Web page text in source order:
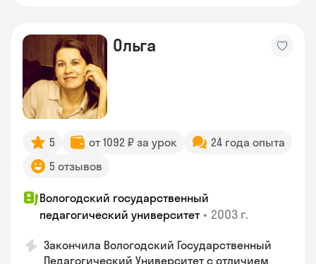
Ольга
5 от 1092 ₽ за урок
24 года опыта
5 отзывов
Вологодский государственный
педагогический университет • 2003 г.
Закончила Вологодский Государственный
Педагогический Университет с отличием